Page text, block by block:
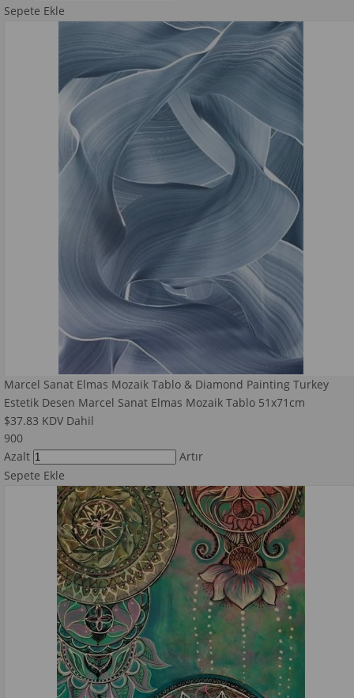
Sepete Ekle
Marcel Sanat Elmas Mozaik Tablo & Diamond Painting Turkey
Estetik Desen Marcel Sanat Elmas Mozaik Tablo 51x71cm
$37.83 KDV Dahil
900
Azalt
Artır
Sepete Ekle